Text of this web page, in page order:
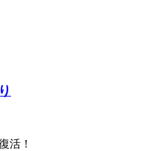
活！